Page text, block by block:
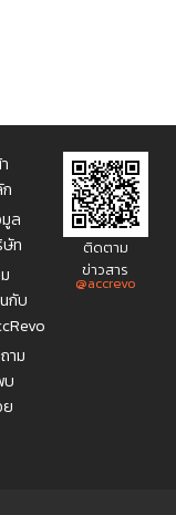
ล
ท
กับ
าม
ติดตาม
ข่าวสาร
@accrevo